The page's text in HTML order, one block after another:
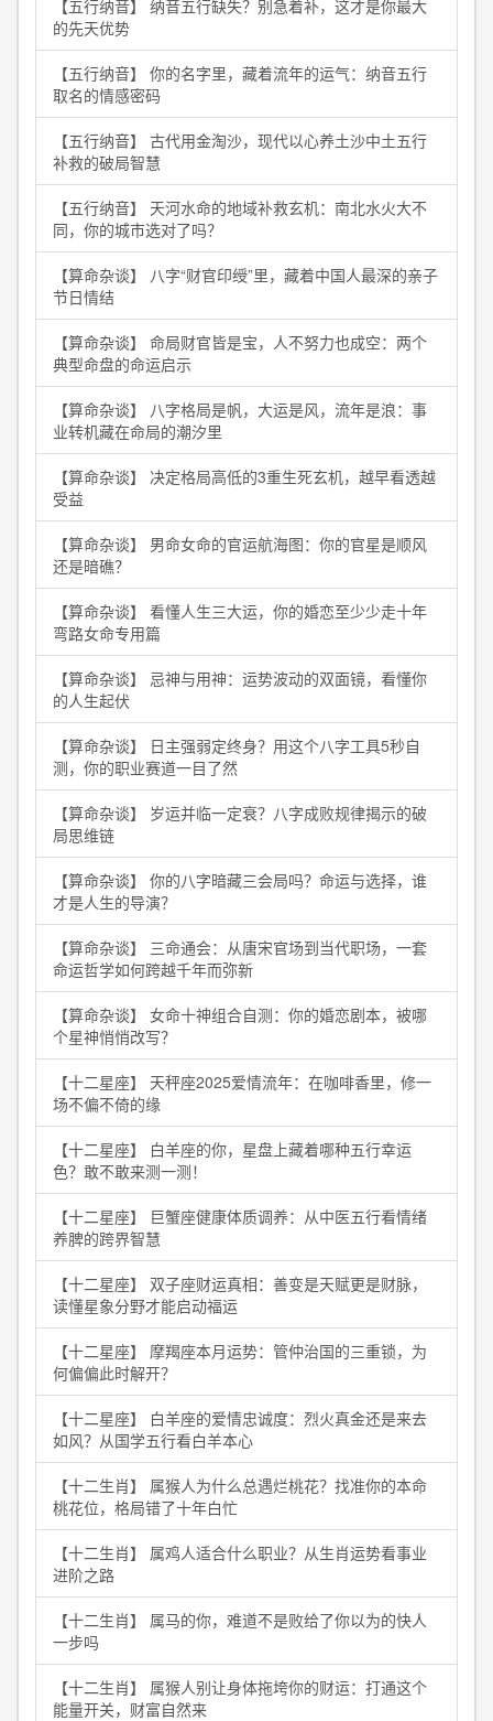
【五行纳音】 纳音五行缺失？别急着补，这才是你最大
的先天优势
【五行纳音】 你的名字里，藏着流年的运气：纳音五行
取名的情感密码
【五行纳音】 古代用金淘沙，现代以心养土沙中土五行
补救的破局智慧
【五行纳音】 天河水命的地域补救玄机：南北水火大不
同，你的城市选对了吗？
【算命杂谈】 八字“财官印绶”里，藏着中国人最深的亲子
节日情结
【算命杂谈】 命局财官皆是宝，人不努力也成空：两个
典型命盘的命运启示
【算命杂谈】 八字格局是帆，大运是风，流年是浪：事
业转机藏在命局的潮汐里
【算命杂谈】 决定格局高低的3重生死玄机，越早看透越
受益
【算命杂谈】 男命女命的官运航海图：你的官星是顺风
还是暗礁？
【算命杂谈】 看懂人生三大运，你的婚恋至少少走十年
弯路女命专用篇
【算命杂谈】 忌神与用神：运势波动的双面镜，看懂你
的人生起伏
【算命杂谈】 日主强弱定终身？用这个八字工具5秒自
测，你的职业赛道一目了然
【算命杂谈】 岁运并临一定衰？八字成败规律揭示的破
局思维链
【算命杂谈】 你的八字暗藏三会局吗？命运与选择，谁
才是人生的导演？
【算命杂谈】 三命通会：从唐宋官场到当代职场，一套
命运哲学如何跨越千年而弥新
【算命杂谈】 女命十神组合自测：你的婚恋剧本，被哪
个星神悄悄改写？
【十二星座】 天秤座2025爱情流年：在咖啡香里，修一
场不偏不倚的缘
【十二星座】 白羊座的你，星盘上藏着哪种五行幸运
色？敢不敢来测一测！
【十二星座】 巨蟹座健康体质调养：从中医五行看情绪
养脾的跨界智慧
【十二星座】 双子座财运真相：善变是天赋更是财脉，
读懂星象分野才能启动福运
【十二星座】 摩羯座本月运势：管仲治国的三重锁，为
何偏偏此时解开？
【十二星座】 白羊座的爱情忠诚度：烈火真金还是来去
如风？从国学五行看白羊本心
【十二生肖】 属猴人为什么总遇烂桃花？找准你的本命
桃花位，格局错了十年白忙
【十二生肖】 属鸡人适合什么职业？从生肖运势看事业
进阶之路
【十二生肖】 属马的你，难道不是败给了你以为的快人
一步吗
【十二生肖】 属猴人别让身体拖垮你的财运：打通这个
能量开关，财富自然来